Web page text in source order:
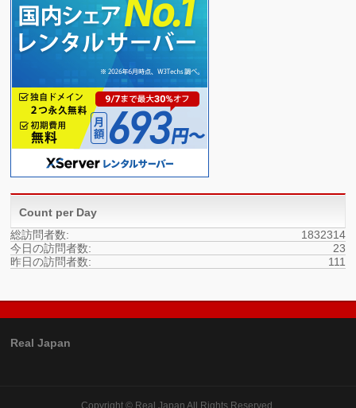
Count per Day
1832314
総訪問者数:
23
今日の訪問者数:
111
昨日の訪問者数:
Real Japan
Copyright © Real Japan All Rights Reserved.